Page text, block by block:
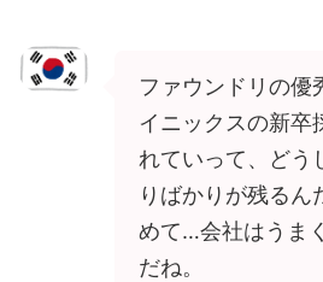
ファウンドリの優
イニックスの新卒
れていって、どう
りばかりが残る
めて…会社はうま
だね。